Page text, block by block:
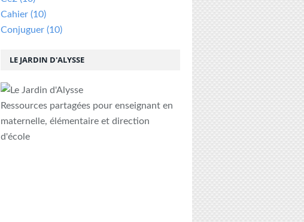
LE JARDIN D'ALYSSE
Ressources partagées pour enseignant en
maternelle, élémentaire et direction
d'école
Cahier (10)
Conjuguer (10)